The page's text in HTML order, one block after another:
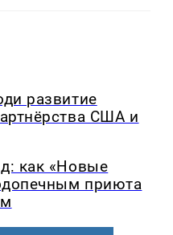
развитие
США и
как «Новые
приюта